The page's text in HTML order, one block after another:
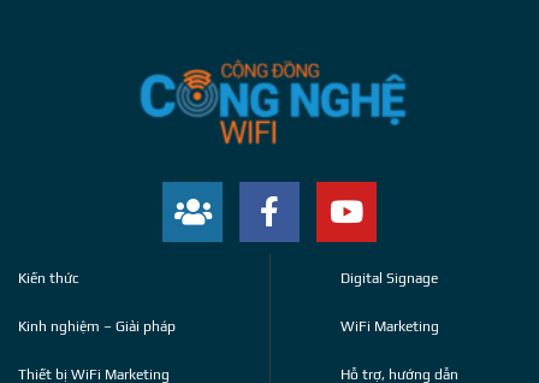
Kiến thức
Kinh nghiệm – Giải pháp
Thiết bị WiFi Marketing
Digital Signage
WiFi Marketing
Hỗ trợ, hướng dẫn